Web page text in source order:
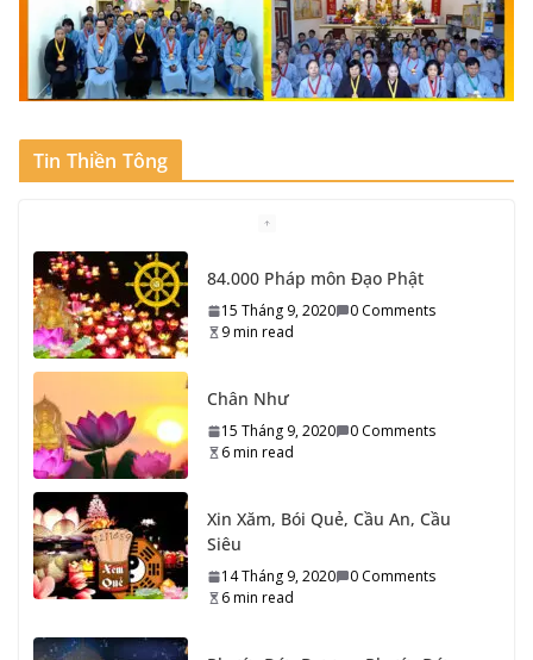
Tin Thiền Tông
Chân Như
15 Tháng 9, 2020
0 Comments
6 min read
Xin Xăm, Bói Quẻ, Cầu An, Cầu
Siêu
14 Tháng 9, 2020
Phước Đức Dương, Phước Đức
Âm
14 Tháng 9, 2020